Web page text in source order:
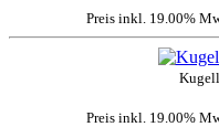
Preis inkl. 19.00%
Preis inkl. 19.00%